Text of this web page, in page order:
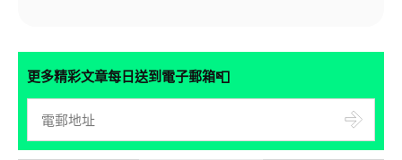
更多精彩文章每日送到電子郵箱📮